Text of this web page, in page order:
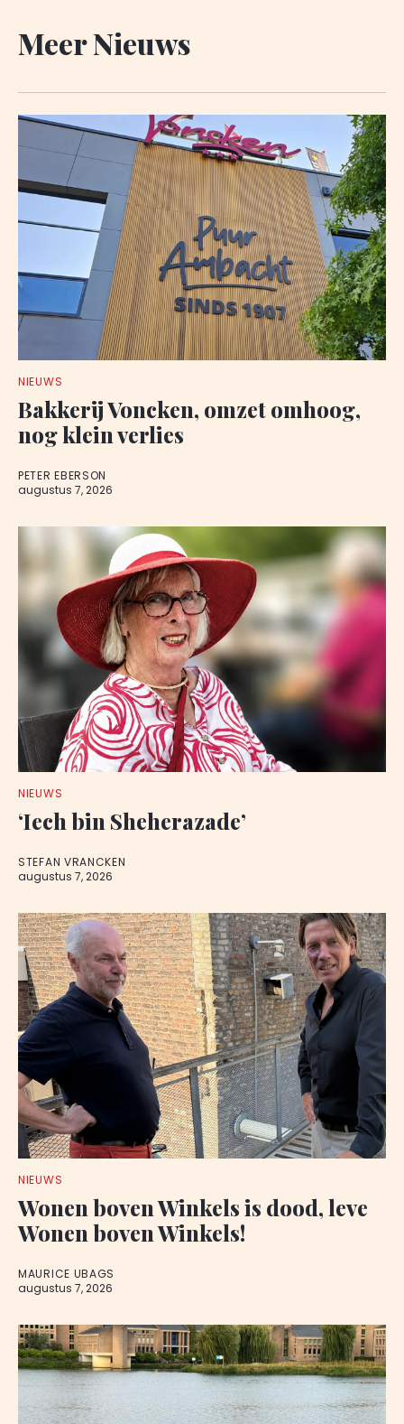
Meer Nieuws
NIEUWS
Bakkerij Voncken, omzet omhoog,
nog klein verlies
PETER EBERSON
augustus 7, 2026
NIEUWS
‘Iech bin Sheherazade’
STEFAN VRANCKEN
augustus 7, 2026
NIEUWS
Wonen boven Winkels is dood, leve
Wonen boven Winkels!
MAURICE UBAGS
augustus 7, 2026